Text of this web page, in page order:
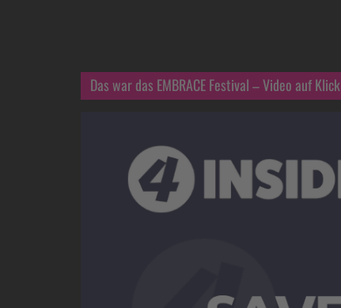
Das war das EMBRACE Festival – Video auf Klick